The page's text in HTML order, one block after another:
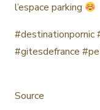
l’espace parking
#destinationpornic
#gitesdefrance
Source